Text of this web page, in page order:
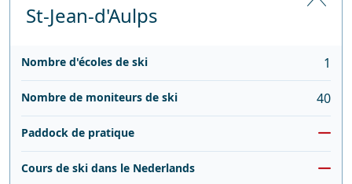
St-Jean-d'Aulps
Nombre d'écoles de ski 1
Nombre de moniteurs de ski 40
Paddock de pratique
Cours de ski dans le Nederlands